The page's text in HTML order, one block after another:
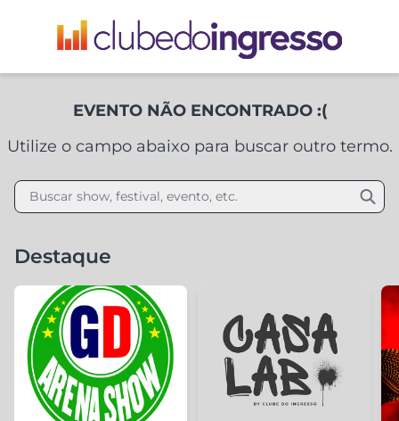
EVENTO NÃO ENCONTRADO :(
Utilize o campo abaixo para buscar outro termo.
Buscar show, festival, evento, etc.
Destaque